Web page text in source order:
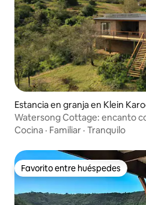
Estancia en granja en Klein
Watersong Cottage: encanto
Karoo
Cocina · Familiar · Tranquilo
Favorito entre huéspedes
Favorito entre huéspedes